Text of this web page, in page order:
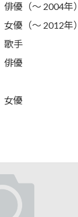
優（～ 2004年）
優（～ 2012年）
歌手
俳優
女優